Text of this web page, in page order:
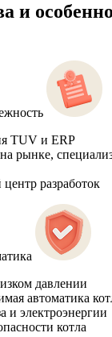
и
TUV и ERP
рынке,
разработок
давлении
автоматика
и электроэнергии
котла